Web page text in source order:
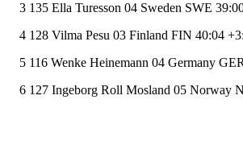
3 135 Ella Turesson 04 Sweden SWE
4 128 Vilma Pesu 03 Finland FIN 40:04
5 116 Wenke Heinemann 04 Germany
6 127 Ingeborg Roll Mosland 05 Norway